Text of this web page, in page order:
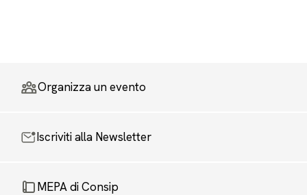
Organizza un evento
Iscriviti alla Newsletter
MEPA di Consip